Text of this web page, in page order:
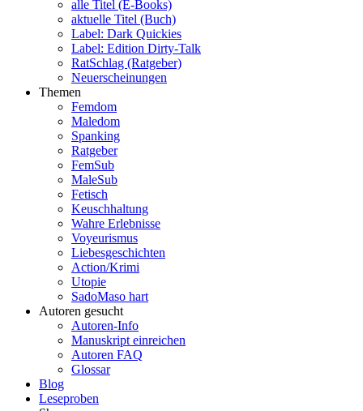
alle Titel (E-Books)
aktuelle Titel (Buch)
Label: Dark Quickies
Label: Edition Dirty-Talk
RatSchlag (Ratgeber)
Neuerscheinungen
Themen
Femdom
Maledom
Spanking
Ratgeber
FemSub
MaleSub
Fetisch
Keuschhaltung
Wahre Erlebnisse
Voyeurismus
Liebesgeschichten
Action/Krimi
Utopie
SadoMaso hart
Autoren gesucht
Autoren-Info
Manuskript einreichen
Autoren FAQ
Glossar
Blog
Leseproben